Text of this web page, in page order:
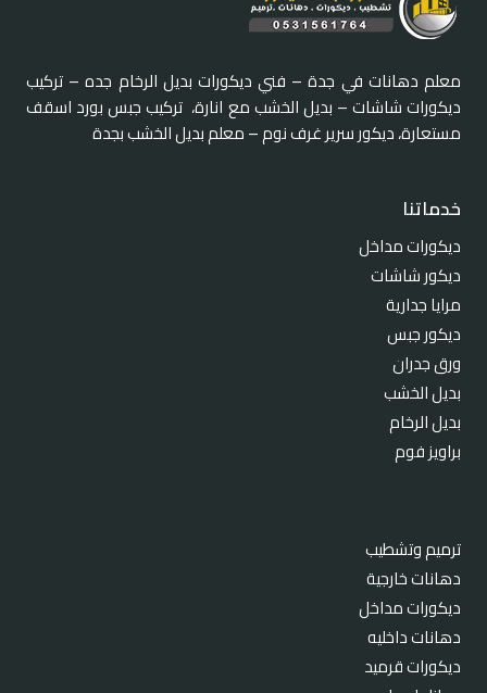
معلم دهانات في جدة – فني ديكورات بديل الرخام جده – تركيب
ديكورات شاشات – بديل الخشب مع انارة، تركيب جبس بورد اسقف
مستعارة، ديكور سرير غرف نوم – معلم بديل الخشب بجدة
خدماتنا
ديكورات مداخل
ديكور شاشات
مرايا جدارية
ديكور جبس
ورق جدران
بديل الخشب
بديل الرخام
براويز فوم
ترميم وتشطيب
دهانات خارجية
ديكورات مداخل
دهانات داخليه
ديكورات قرميد